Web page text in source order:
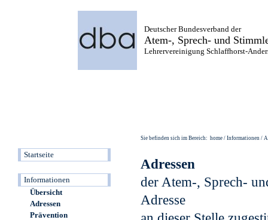
Deutscher Bundesverband der
Atem-, Sprech- und
Lehrervereinigung Schlaffhorst-
Startseite
Informationen
Übersicht
Adressen
Prävention
Sie befinden sich im Bereich: home / Informationen /